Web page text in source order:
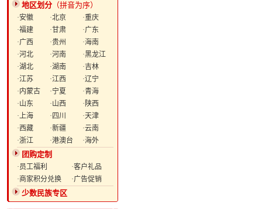
地区划分 （拼音为序）
·安徽 ·北京
·重庆
·福建
·甘肃
·广东
·广西
·贵州
·海南
·河北
·河南
·黑龙江
·湖北
·湖南
·吉林
·江苏
·江西
·辽宁
·内蒙古
·宁夏
·青海
·山东
·山西
·陕西
·上海
·四川
·天津
·西藏
·新疆
·云南
·浙江
·港澳台 ·海外
团购定制
·员工福利
·客户礼品
·商家积分兑换
·广告促销
少数民族专区